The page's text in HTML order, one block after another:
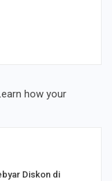
how your
Diskon di